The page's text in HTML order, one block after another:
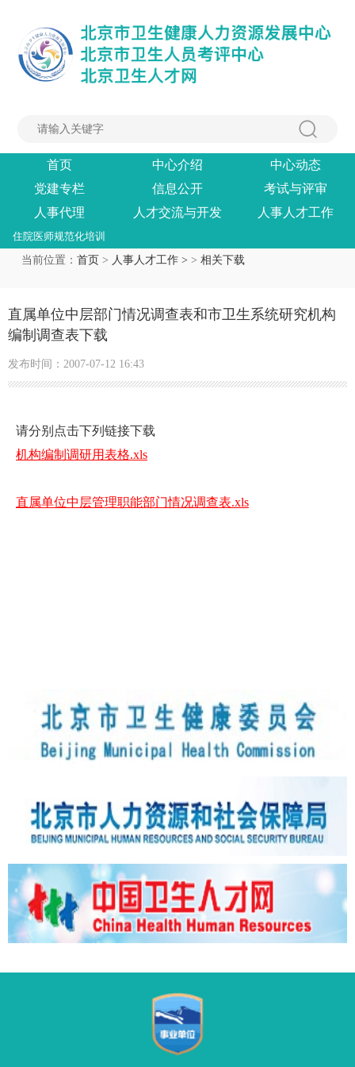
首页 中心介绍
中心动态
党建专栏
信息公开
考试与评审
人事代理
人才交流与开发 人事人才工作
住院医师规范化培训
当前位置： 首页 > 人事人才工作 > > 相关下载
直属单位中层部门情况调查表和市卫生系统研究机构
编制调查表下载
发布时间：2007-07-12 16:43
请分别点击下列链接下载
机构编制调研用表格.xls
直属单位中层管理职能部门情况调查表.xls